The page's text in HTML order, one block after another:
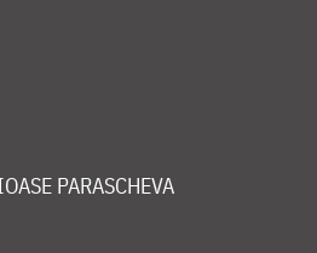
PARASCHEVA